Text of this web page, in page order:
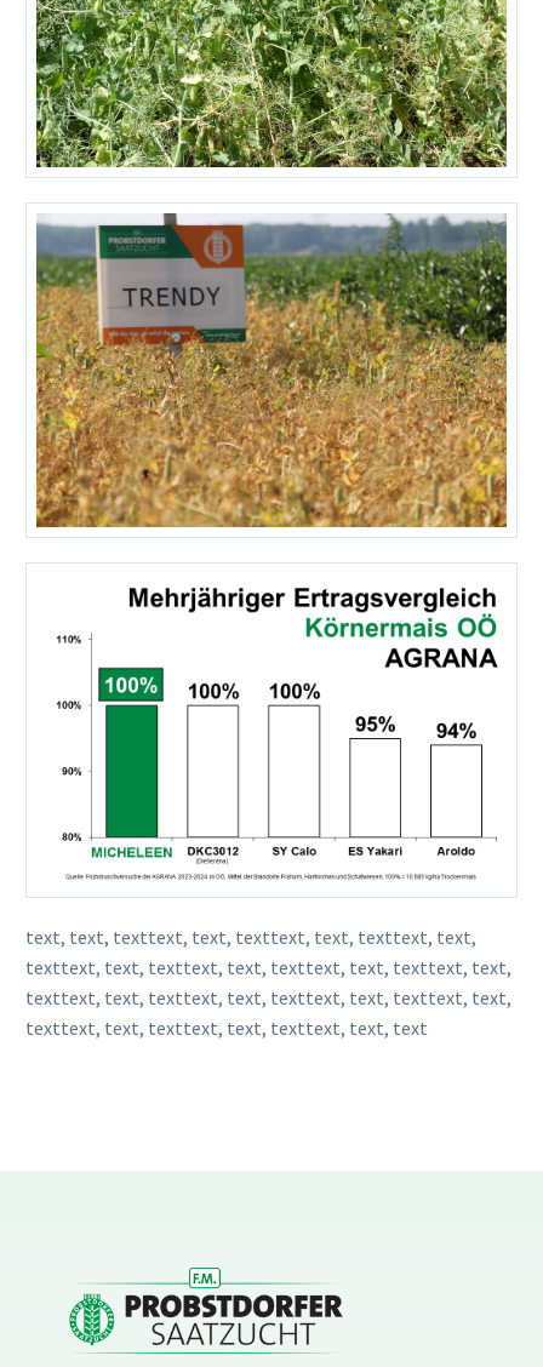
text, text, texttext, text, texttext, text, texttext, text,
texttext, text, texttext, text, texttext, text, texttext, text,
texttext, text, texttext, text, texttext, text, texttext, text,
texttext, text, texttext, text, texttext, text, text